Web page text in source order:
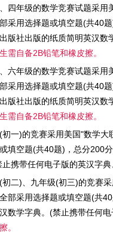
四年级的数学竞赛试题采
采用选择题或填空题(共40
版社出版的纸质简明英汉数
需自备2B铅笔和橡皮擦。
六年级的数学竞赛试题采
采用选择题或填空题(共40
版社出版的纸质简明英汉数
需自备2B铅笔和橡皮擦。
初一)的竞赛采用美国"数学
填空题(共40题)，总分200
止携带任何电子版的英汉字
初二)、九年级(初三)的竞赛
部采用选择题或填空题(共
数学字典。(禁止携带任何
。